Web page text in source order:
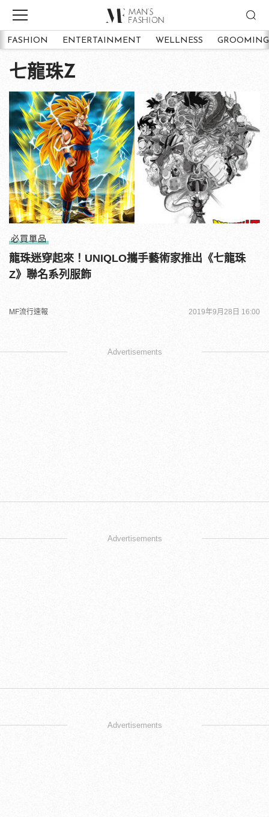
FASHION ENTERTAINMENT WELLNESS GROOMING
七龍珠Z
必買單品
龍珠迷穿起來！UNIQLO攜手藝術家推出《七龍珠
Z》聯名系列服飾
MF流行速報 2019年9月28日 16:00
Advertisements
Advertisements
Advertisements